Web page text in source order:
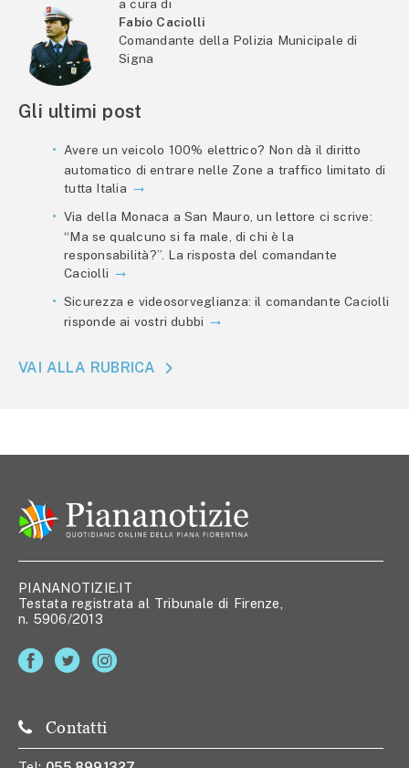
a cura di
Fabio Caciolli
Comandante della Polizia Municipale di
Signa
Gli ultimi post
Avere un veicolo 100% elettrico? Non dà il diritto
automatico di entrare nelle Zone a traffico limitato di
tutta Italia
Via della Monaca a San Mauro, un lettore ci scrive:
“Ma se qualcuno si fa male, di chi è la
responsabilità?”. La risposta del comandante
Caciolli
Sicurezza e videosorveglianza: il comandante Caciolli
risponde ai vostri dubbi
VAI ALLA RUBRICA
PIANANOTIZIE.IT
Testata registrata al Tribunale di Firenze,
n. 5906/2013
Contatti